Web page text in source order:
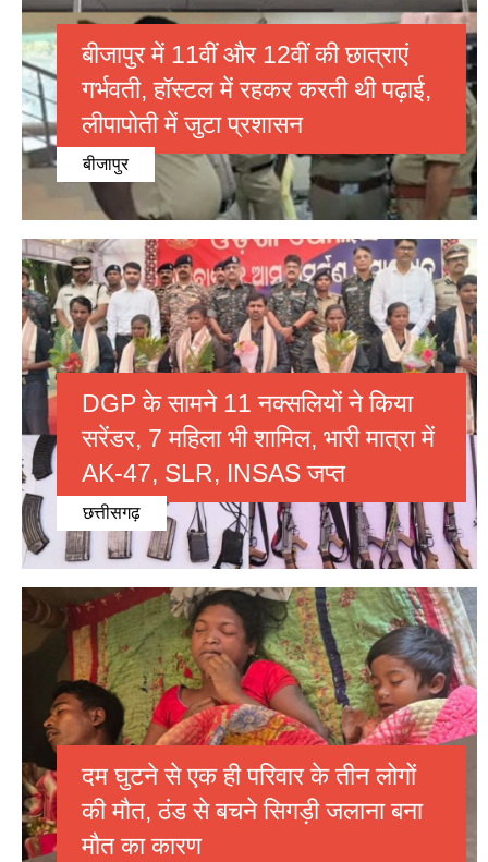
बीजापुर में 11वीं और 12वीं की छात्राएं
गर्भवती, हॉस्टल में रहकर करती थी पढ़ाई,
लीपापोती में जुटा प्रशासन
बीजापुर
DGP के सामने 11 नक्सलियों ने किया
सरेंडर, 7 महिला भी शामिल, भारी मात्रा में
AK-47, SLR, INSAS जप्त
छत्तीसगढ़
दम घुटने से एक ही परिवार के तीन लोगों
की मौत, ठंड से बचने सिगड़ी जलाना बना
मौत का कारण